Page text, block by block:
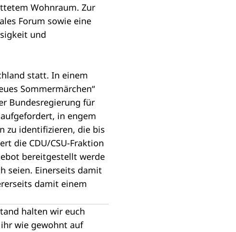
Wohnraum. Zur
Forum sowie eine
und
statt. In einem
Sommermärchen“
Bundesregierung für
in engem
zu identifizieren, die bis
die CDU/CSU-Fraktion
bereitgestellt werde
seien. Einerseits damit
damit einem
halten wir euch
wie gewohnt auf